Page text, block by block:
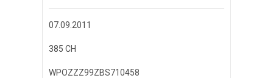
07.09.2011
385 CH
WPOZZZ99ZBS710458